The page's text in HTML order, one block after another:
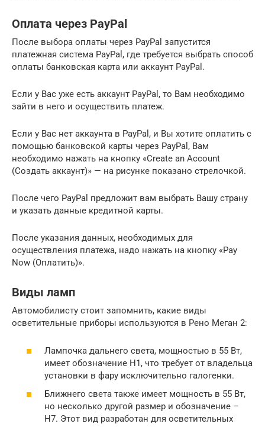
Оплата через PayPal
После выбора оплаты через PayPal запустится
платежная система PayPal, где требуется выбрать способ
оплаты банковская карта или аккаунт PayPal.
Если у Вас уже есть аккаунт PayPal, то Вам необходимо
зайти в него и осуществить платеж.
Если у Вас нет аккаунта в PayPal, и Вы хотите оплатить с
помощью банковской карты через PayPal, Вам
необходимо нажать на кнопку «Create an Account
(Создать аккаунт)» — на рисунке показано стрелочкой.
После чего PayPal предложит вам выбрать Вашу страну
и указать данные кредитной карты.
После указания данных, необходимых для
осуществления платежа, надо нажать на кнопку «Pay
Now (Оплатить)».
Виды ламп
Автомобилисту стоит запомнить, какие виды
осветительные приборы используются в Рено Меган 2:
Лампочка дальнего света, мощностью в 55 Вт,
имеет обозначение H1, что требует от владельца
установки в фару исключительно галогенки.
Ближнего света также имеет мощность в 55 Вт,
но несколько другой размер и обозначение –
Н7. Этот вид разработан для осветительных